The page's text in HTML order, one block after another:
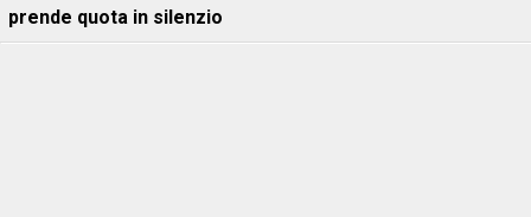
prende quota in silenzio